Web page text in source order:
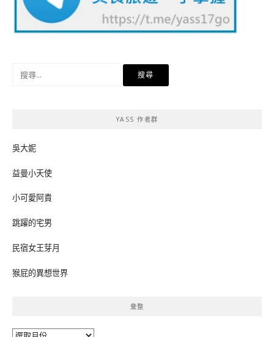
YASS 作者群
吳大妮
益曼小天使
小可愛阿貴
跳躍的宅男
民宿女王芽月
猴屁的異想世界
彙整
彙